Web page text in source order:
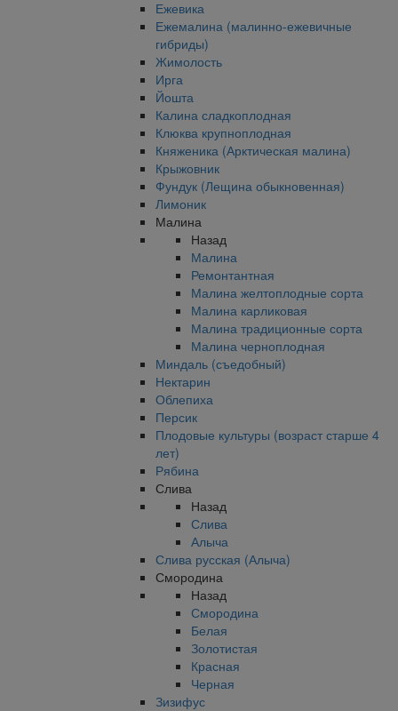
Ежевика
Ежемалина (малинно-ежевичные
гибриды)
Жимолость
Ирга
Йошта
Калина сладкоплодная
Клюква крупноплодная
Княженика (Арктическая малина)
Крыжовник
Фундук (Лещина обыкновенная)
Лимоник
Малина
Назад
Малина
Ремонтантная
Малина желтоплодные сорта
Малина карликовая
Малина традиционные сорта
Малина черноплодная
Миндаль (съедобный)
Нектарин
Облепиха
Персик
Плодовые культуры (возраст старше 4
лет)
Рябина
Слива
Назад
Слива
Алыча
Слива русская (Алыча)
Смородина
Назад
Смородина
Белая
Золотистая
Красная
Черная
Зизифус